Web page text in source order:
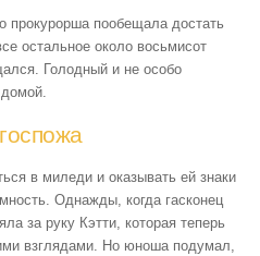
прокурорша пообещала достать
остальное около восьмисот
Голодный и не особо
в миледи и оказывать ей знаки
Однажды, когда гасконец
за руку Кэтти, которая теперь
взглядами. Но юноша подумал,